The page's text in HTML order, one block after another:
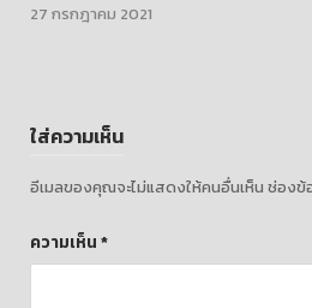
27 กรกฎาคม 2021
ใส่ความเห็น
อีเมลของคุณจะไม่แสดงให้คนอื่นเห็น ช่องข้
ความเห็น *